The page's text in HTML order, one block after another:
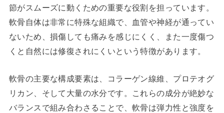
節がスムーズに動くための重要な役割を担っています。
軟骨自体は非常に特殊な組織で、血管や神経が通ってい
ないため、損傷しても痛みを感じにくく、また一度傷つ
くと自然には修復されにくいという特徴があります。
軟骨の主要な構成要素は、コラーゲン線維、プロテオグ
リカン、そして大量の水分です。これらの成分が絶妙な
バランスで組み合わさることで、軟骨は弾力性と強度を